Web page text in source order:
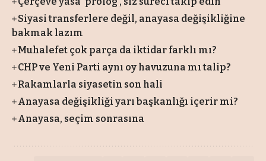
Siyasi transferlere değil, anayasa değişikliğine
bakmak lazım
Muhalefet çok parça da iktidar farklı mı?
CHP ve Yeni Parti aynı oy havuzuna mı talip?
Rakamlarla siyasetin son hali
Anayasa değişikliği yarı başkanlığı içerir mi?
Anayasa, seçim sonrasına